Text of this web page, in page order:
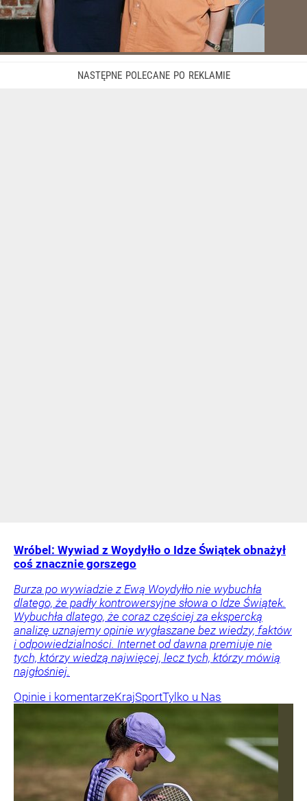
Wróbel: Wywiad z Woydyłło o Idze Świątek obnażył
coś znacznie gorszego
Burza po wywiadzie z Ewą Woydyłło nie wybuchła
dlatego, że padły kontrowersyjne słowa o Idze Świątek.
Wybuchła dlatego, że coraz częściej za ekspercką
analizę uznajemy opinie wygłaszane bez wiedzy, faktów
i odpowiedzialności. Internet od dawna premiuje nie
tych, którzy wiedzą najwięcej, lecz tych, którzy mówią
najgłośniej.
Opinie i komentarzeKrajSportTylko u Nas